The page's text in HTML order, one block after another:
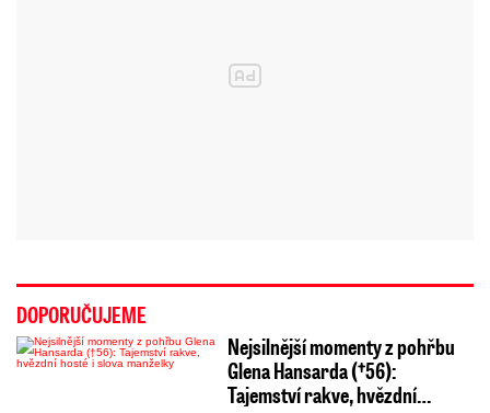
DOPORUČUJEME
Nejsilnější momenty z pohřbu
Glena Hansarda (†56):
Tajemství rakve, hvězdní…